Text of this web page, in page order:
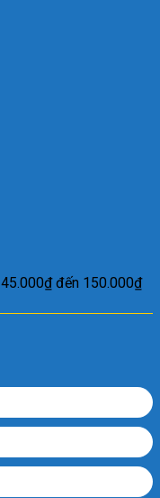
đến 150.000₫